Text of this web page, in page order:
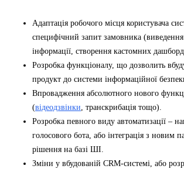
Адаптація робочого місця користувача
специфічний запит замовника (виведення
інформації, створення кастомних
Розробка функціоналу, що дозволить
продукт до системи інформаційної
Впровадження абсолютного нового
(відеодзвінки, транскрибація тощо).
Розробка певного виду автоматизації –
голосового бота, або інтеграція з новим
рішення на базі ШІ.
Зміни у вбудованій CRM-системі, або